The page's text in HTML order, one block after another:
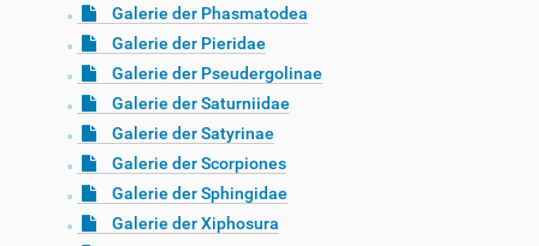
Galerie der Phasmatodea
Galerie der Pieridae
Galerie der Pseudergolinae
Galerie der Saturniidae
Galerie der Satyrinae
Galerie der Scorpiones
Galerie der Sphingidae
Galerie der Xiphosura